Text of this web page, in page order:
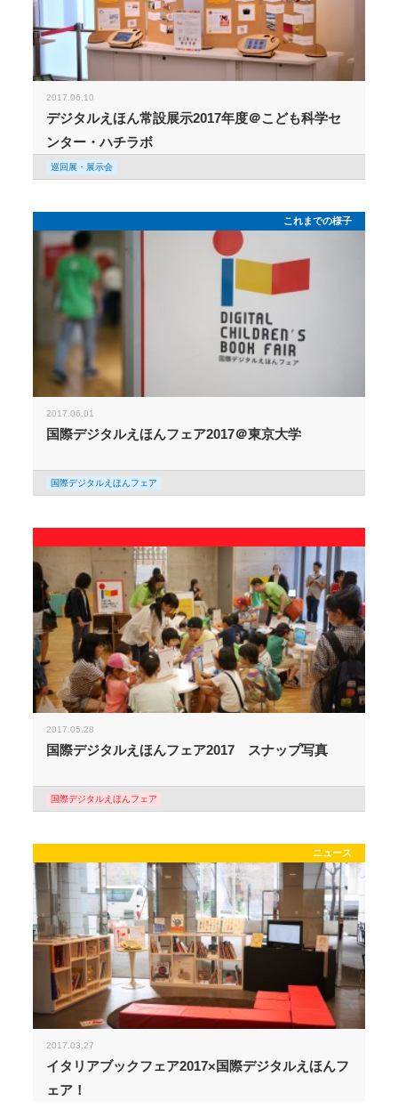
2017.06.10
デジタルえほん常設展示2017年度＠こども科学セ
ンター・ハチラボ
巡回展・展示会
これまでの様子
2017.06.01
国際デジタルえほんフェア2017＠東京大学
国際デジタルえほんフェア
2017.05.28
国際デジタルえほんフェア2017 スナップ写真
国際デジタルえほんフェア
ニュース
2017.03.27
イタリアブックフェア2017×国際デジタルえほんフ
ェア！